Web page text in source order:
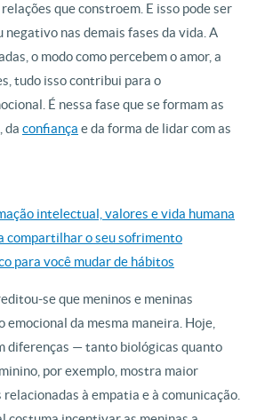
que constroem. E isso pode ser
negativo nas demais fases da vida. A
o modo como percebem o amor, a
tudo isso contribui para o
É nessa fase que se formam as
da confiança e da forma de lidar com as
intelectual, valores e vida humana
compartilhar o seu sofrimento
para você mudar de hábitos
se que meninos e meninas
emocional da mesma maneira. Hoje,
diferenças — tanto biológicas quanto
por exemplo, mostra maior
à empatia e à comunicação.